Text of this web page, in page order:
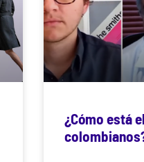
¿Cómo está